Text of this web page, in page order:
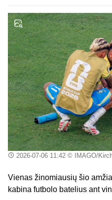
2026-07-06 11:42© IMAGO/
Vienas žinomiausių šio
kabina futbolo batelius ant